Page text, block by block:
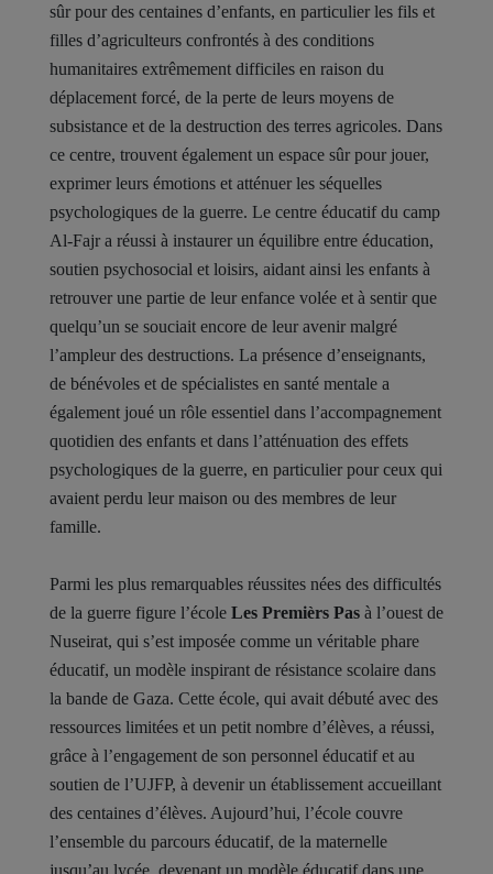
sûr pour des centaines d’enfants, en particulier les fils et
filles d’agriculteurs confrontés à des conditions
humanitaires extrêmement difficiles en raison du
déplacement forcé, de la perte de leurs moyens de
subsistance et de la destruction des terres agricoles. Dans
ce centre, trouvent également un espace sûr pour jouer,
exprimer leurs émotions et atténuer les séquelles
psychologiques de la guerre. Le centre éducatif du camp
Al-Fajr a réussi à instaurer un équilibre entre éducation,
soutien psychosocial et loisirs, aidant ainsi les enfants à
retrouver une partie de leur enfance volée et à sentir que
quelqu’un se souciait encore de leur avenir malgré
l’ampleur des destructions. La présence d’enseignants,
de bénévoles et de spécialistes en santé mentale a
également joué un rôle essentiel dans l’accompagnement
quotidien des enfants et dans l’atténuation des effets
psychologiques de la guerre, en particulier pour ceux qui
avaient perdu leur maison ou des membres de leur
famille.
Parmi les plus remarquables réussites nées des difficultés
de la guerre figure l’école Les Premièrs Pas à l’ouest de
Nuseirat, qui s’est imposée comme un véritable phare
éducatif, un modèle inspirant de résistance scolaire dans
la bande de Gaza. Cette école, qui avait débuté avec des
ressources limitées et un petit nombre d’élèves, a réussi,
grâce à l’engagement de son personnel éducatif et au
soutien de l’UJFP, à devenir un établissement accueillant
des centaines d’élèves. Aujourd’hui, l’école couvre
l’ensemble du parcours éducatif, de la maternelle
jusqu’au lycée, devenant un modèle éducatif dans une